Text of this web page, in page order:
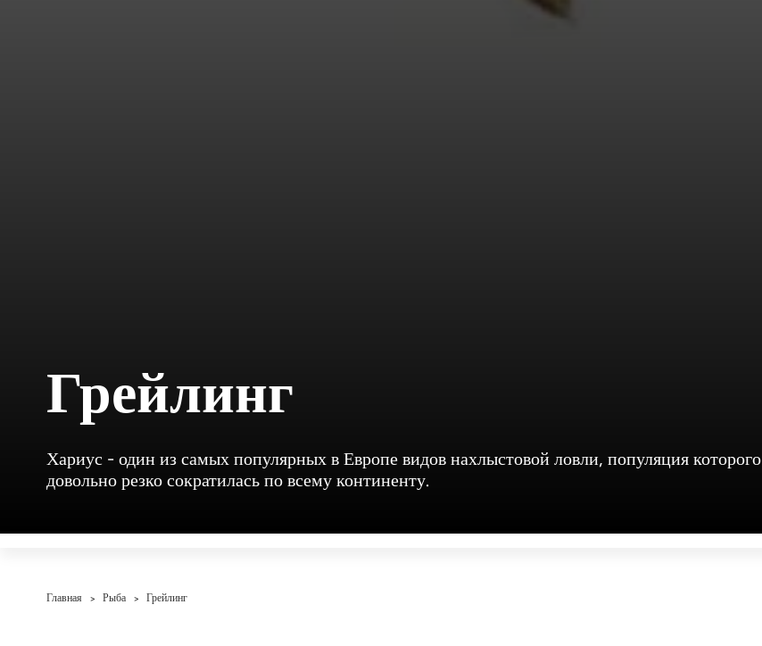
Грейлинг
Хариус - один из самых популярных в Европе видов нахлыстовой ловли, популяция которого
довольно резко сократилась по всему континенту.
Главная > Рыба > Грейлинг